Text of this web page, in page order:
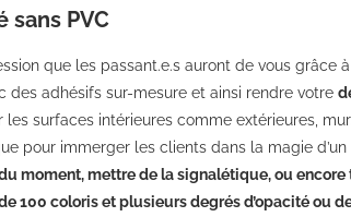
sans PVC
que les passant.e.s auront de vous grâce
des adhésifs sur-mesure et ainsi rendre votre
les surfaces intérieures comme extérieures,
pour immerger les clients dans la magie
moment, mettre de la signalétique, ou
100 coloris et plusieurs degrés d’opacité ou